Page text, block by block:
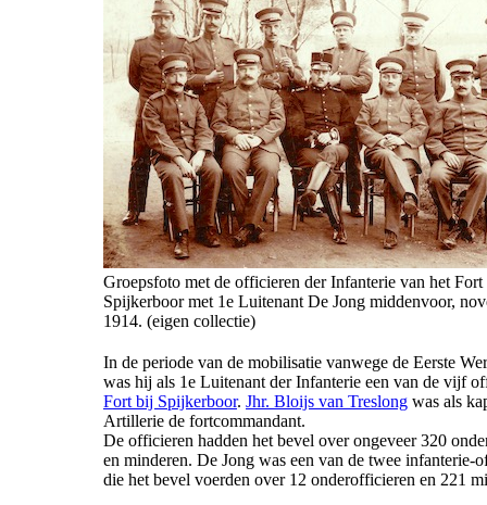
Groepsfoto met de officieren der Infanterie van het
Spijkerboor met 1e Luitenant De Jong middenvoor,
1914. (eigen collectie)
In de periode van de mobilisatie vanwege de Eerste
was hij als 1e Luitenant der Infanterie een van de vijf
Fort bij Spijkerboor. Jhr. Bloijs van Treslong was als
Artillerie de fortcommandant.
De officieren hadden het bevel over ongeveer 320
en minderen. De Jong was een van de twee infanterie-
die het bevel voerden over 12 onderofficieren en 221